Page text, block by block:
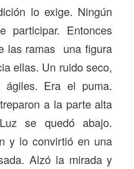
lo exige. Ningún
participar. Entonces
las ramas una figura
ellas. Un ruido seco,
ágiles. Era el puma.
a la parte alta
se quedó abajo.
y lo convirtió en una
Alzó la mirada y